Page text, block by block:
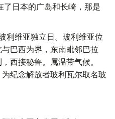
日本的广岛和长崎，那是
利维亚独立日。玻利维亚位
巴西为界，东南毗邻巴拉
西接秘鲁。属温带气候。
纪念解放者玻利瓦尔取名玻